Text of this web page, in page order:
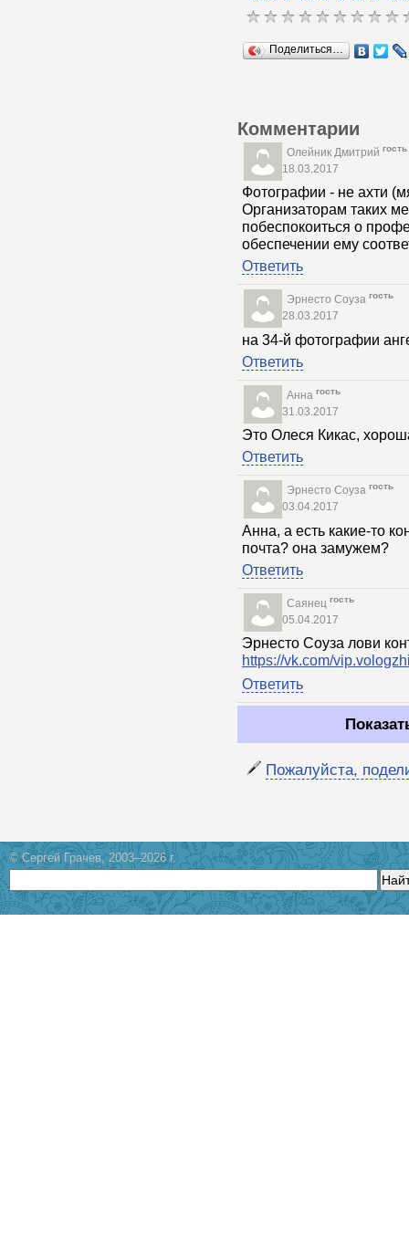
Поделиться…
Комментарии
Олейник Дмитрий гость
18.03.2017
Фотографии - не ахти
Организаторам таких
побеспокоиться о
обеспечении ему
Ответить
Эрнесто Соуза гость
28.03.2017
на 34-й фотографии
Ответить
Анна гость
31.03.2017
Это Олеся Кикас,
Ответить
Эрнесто Соуза гость
03.04.2017
Анна, а есть какие-то
почта? она замужем?
Ответить
Саянец гость
05.04.2017
Эрнесто Соуза лови
https://vk.com/
Ответить
Пожалуйста,
© Сергей Грачев, 2003–2026 г.